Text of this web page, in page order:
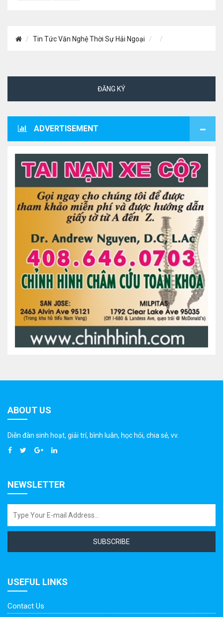
Tin Tức Văn Nghệ Thời Sự Hải Ngoại
ĐĂNG KÝ
ADVERTISEMENT
ABOUT US
Diễn đàn sinh hoạt, giải trí, bình luân, học hỏi, chia sẻ, vv.
NEWSLETTER
SUBSCRIBE
USEFUL LINKS
Contact Us